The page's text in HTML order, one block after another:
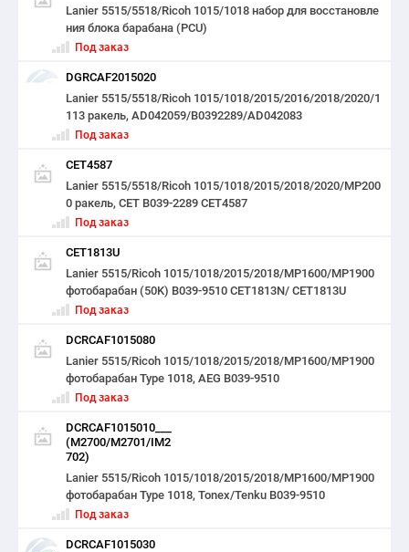
Lanier 5515/5518/Ricoh 1015/1018 набор для восстановле
ния блока барабана (PCU)
Под заказ
DGRCAF2015020
Lanier 5515/5518/Ricoh 1015/1018/2015/2016/2018/2020/1
113 ракель, AD042059/B0392289/AD042083
Под заказ
CET4587
Lanier 5515/5518/Ricoh 1015/1018/2015/2018/2020/MP200
0 ракель, CET B039-2289 CET4587
Под заказ
CET1813U
Lanier 5515/Ricoh 1015/1018/2015/2018/MP1600/MP1900
фотобарабан (50K) B039-9510 CET1813N/ CET1813U
Под заказ
DCRCAF1015080
Lanier 5515/Ricoh 1015/1018/2015/2018/MP1600/MP1900
фотобарабан Type 1018, AEG B039-9510
Под заказ
DCRCAF1015010___
(M2700/M2701/IM2
702)
Lanier 5515/Ricoh 1015/1018/2015/2018/MP1600/MP1900
фотобарабан Type 1018, Tonex/Tenku B039-9510
Под заказ
DCRCAF1015030